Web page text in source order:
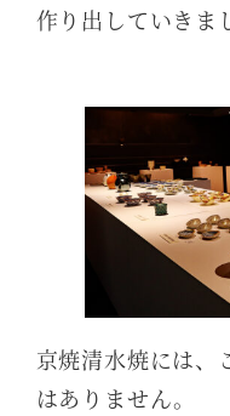
作り出していきま
京焼清水焼には、
はありません。